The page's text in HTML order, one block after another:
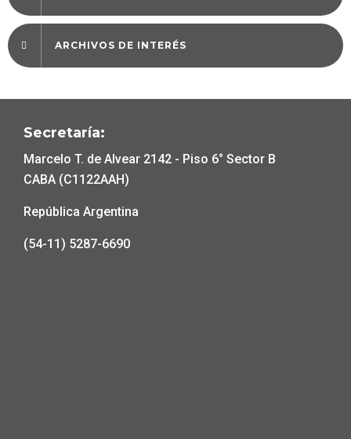
ARCHIVOS DE INTERÉS
Secretaría:
Marcelo T. de Alvear 2142 - Piso 6° Sector B
CABA (C1122AAH)
República Argentina
(54-11) 5287-6690